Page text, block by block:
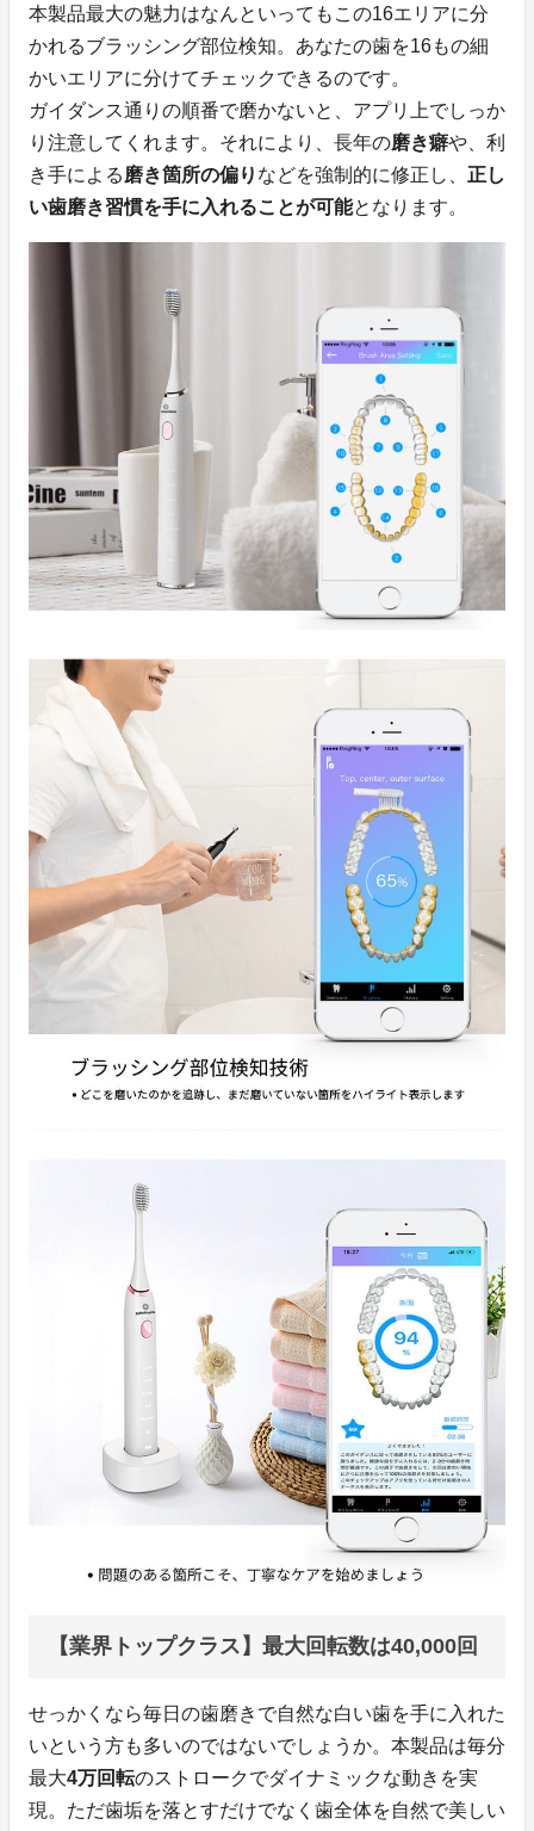
本製品最大の魅力はなんといってもこの16エリアに分
かれるブラッシング部位検知。あなたの歯を16もの細
かいエリアに分けてチェックできるのです。
ガイダンス通りの順番で磨かないと、アプリ上でしっか
り注意してくれます。それにより、長年の磨き癖や、利
き手による磨き箇所の偏り などを強制的に修正し、 正し
い歯磨き習慣を手に入れることが可能となります。
【業界トップクラス】最大回転数は40,000回
せっかくなら毎日の歯磨きで自然な白い歯を手に入れた
いという方も多いのではないでしょうか。本製品は毎分
最大4万回転のストロークでダイナミックな動きを実
現。ただ歯垢を落とすだけでなく歯全体を自然で美しい